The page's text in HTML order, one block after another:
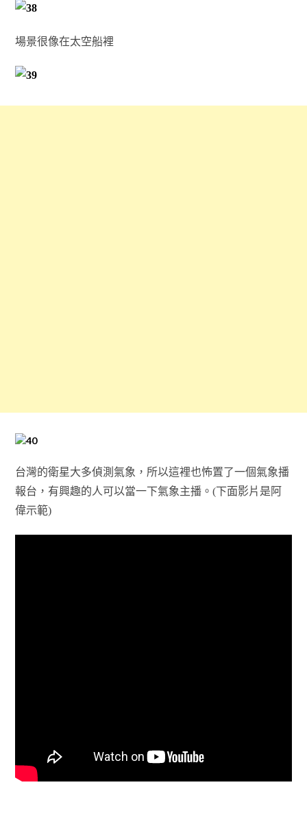
場景很像在太空船裡
台灣的衛星大多偵測氣象，所以這裡也怖置了一個氣象播
報台，有興趣的人可以當一下氣象主播。(下面影片是阿
偉示範)